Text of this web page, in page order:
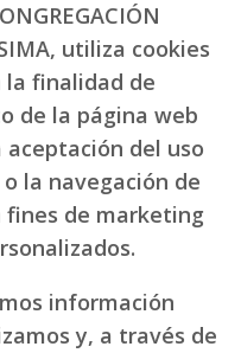
utiliza cookies
la finalidad de
de la página web
del uso
la navegación de
fines de marketing
información
y, a través de